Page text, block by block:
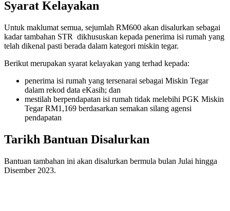
Syarat Kelayakan
Untuk maklumat semua, sejumlah RM600 akan disalurkan sebagai
kadar tambahan STR dikhususkan kepada penerima isi rumah yang
telah dikenal pasti berada dalam kategori miskin tegar.
Berikut merupakan syarat kelayakan yang terhad kepada:
penerima isi rumah yang tersenarai sebagai Miskin Tegar
dalam rekod data eKasih; dan
mestilah berpendapatan isi rumah tidak melebihi PGK Miskin
Tegar RM1,169 berdasarkan semakan silang agensi
pendapatan
Tarikh Bantuan Disalurkan
Bantuan tambahan ini akan disalurkan bermula bulan Julai hingga
Disember 2023.